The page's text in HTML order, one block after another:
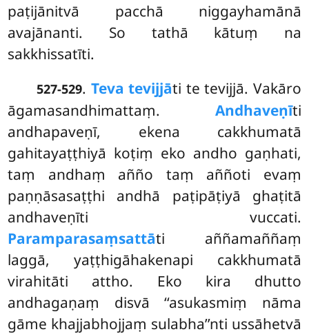
paṭijānitvā pacchā niggayhamānā
avajānanti. So tathā kātuṃ na
sakkhissatīti.
527-529. Teva tevijjāti te tevijjā. Vakāro
āgamasandhimattaṃ. Andhaveṇīti
andhapaveṇī, ekena cakkhumatā
gahitayaṭṭhiyā koṭiṃ eko andho gaṇhati,
taṃ andhaṃ añño taṃ aññoti evaṃ
paṇṇāsasaṭṭhi andhā paṭipāṭiyā ghaṭitā
andhaveṇīti vuccati.
Paramparasaṃsattāti aññamaññaṃ
laggā, yaṭṭhigāhakenapi cakkhumatā
virahitāti attho. Eko kira dhutto
andhagaṇaṃ disvā ‘‘asukasmiṃ nāma
gāme khajjabhojjaṃ sulabha’’nti ussāhetvā